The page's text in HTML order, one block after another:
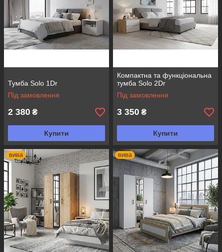
Тумба Solo 1Dr
Під замовлення
2 380 ₴
Купити
Компактна та функціональна
тумба Solo 2Dr
Під замовлення
3 350 ₴
Купити
вива вива